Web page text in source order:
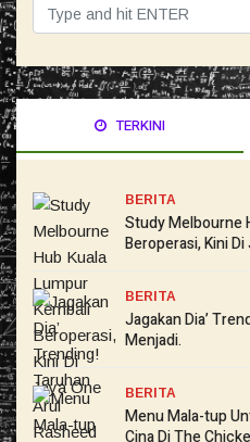
TERKINI
BERITA
Study Melbourne
Beroperasi, Kini
BERITA
Jagakan Dia’
Menjadi.
BERITA
Menu Mala-tup